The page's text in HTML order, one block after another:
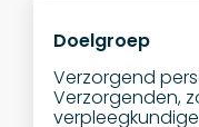
Doelgroep
Verzorgend
Verzorgenden,